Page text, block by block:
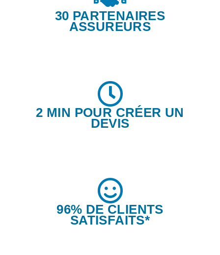
30 PARTENAIRES
ASSUREURS
2 MIN POUR CRÉER UN
DEVIS
96% DE CLIENTS
SATISFAITS*